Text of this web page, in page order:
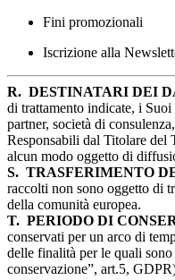
Fini promozionali
Iscrizione alla
R. DESTINATARI DEI
di trattamento indicate, i
partner, società di
Responsabili dal Titolare del
alcun modo oggetto di
S. TRASFERIMENTO
raccolti non sono oggetto di
della comunità europea.
T. PERIODO DI
conservati per un arco di
delle finalità per le quali
conservazione”, art.5,